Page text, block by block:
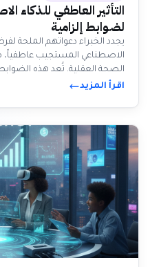
التأثير العاطفي للذكاء
لضوابط إلزامية
يجدد الخبراء دعواتهم الملحة
الاصطناعي المستجيب
الصحة العقلية. تُعد هذه
للذكاء الاصطناعي وحماية
اقرأ المزيد